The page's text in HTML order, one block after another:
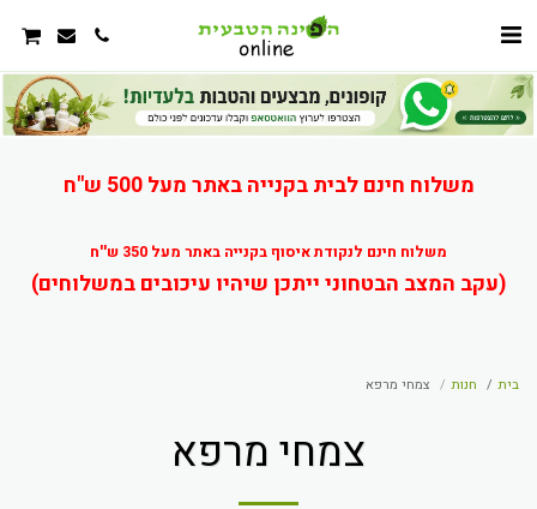
משלוח חינם לבית בקנייה באתר מעל 500 ש"ח
משלוח חינם לנקודת איסוף בקנייה באתר מעל 350 ש''ח
(עקב המצב הבטחוני ייתכן שיהיו עיכובים במשלוחים)
בית חנות צמחי מרפא
צמחי מרפא